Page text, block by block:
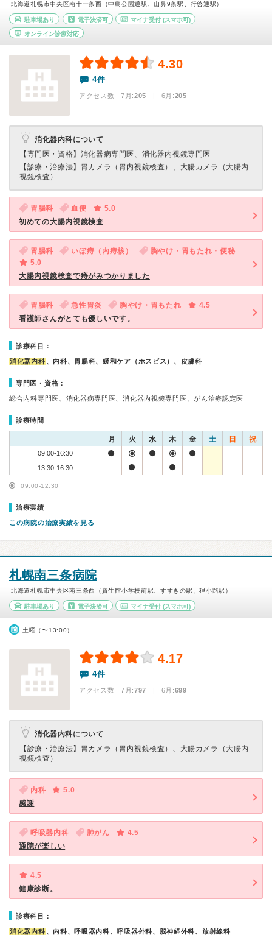
北海道札幌市中央区南十一条西（中島公園通駅、山鼻9条駅、行啓通駅）
駐車場あり 電子決済可 マイナ受付 (スマホ可)
オンライン診療対応
4.30
4件
アクセス数 7月:205 | 6月:205
消化器内科について
【専門医・資格】 消化器病専門医、消化器内視鏡専門医
【診療・治療法】 胃カメラ（胃内視鏡検査）、大腸カメラ（大腸内
視鏡検査）
胃腸科 血便
5.0
初めての大腸内視鏡検査
胃腸科 いぼ痔（内痔核）
胸やけ・胃もたれ・便秘
5.0
大腸内視鏡検査で痔がみつかりました
胃腸科 急性胃炎 胸やけ・胃もたれ
4.5
看護師さんがとても優しいです。
診療科目：
消化器内科 、内科、胃腸科、緩和ケア（ホスピス）、皮膚科
専門医・資格：
総合内科専門医、消化器病専門医、消化器内視鏡専門医、がん治療認定医
診療時間
月 火 水 木 金 土 日 祝
09:00-16:30
13:30-16:30
09:00-12:30
治療実績
この病院の治療実績を見る
札幌南三条病院
北海道札幌市中央区南三条西（資生館小学校前駅、すすきの駅、狸小路駅）
駐車場あり 電子決済可 マイナ受付 (スマホ可)
土曜（〜13:00）
4.17
4件
アクセス数 7月:797 | 6月:699
消化器内科について
【診療・治療法】 胃カメラ（胃内視鏡検査）、大腸カメラ（大腸内
視鏡検査）
内科
5.0
感謝
呼吸器内科 肺がん
4.5
通院が楽しい
4.5
健康診断。
診療科目：
消化器内科 、内科、呼吸器内科、呼吸器外科、脳神経外科、放射線科